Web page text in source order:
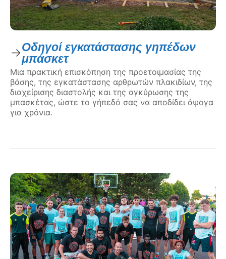
Οδηγοί εγκατάστασης γηπέδων
μπάσκετ
Μια πρακτική επισκόπηση της προετοιμασίας της
βάσης, της εγκατάστασης αρθρωτών πλακιδίων, της
διαχείρισης διαστολής και της αγκύρωσης της
μπασκέτας, ώστε το γήπεδό σας να αποδίδει άψογα
για χρόνια.